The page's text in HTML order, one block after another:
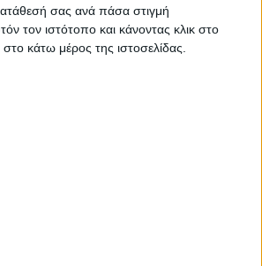
σας ανά πάσα στιγμή
τον ιστότοπο και κάνοντας κλικ στο
κάτω μέρος της ιστοσελίδας.